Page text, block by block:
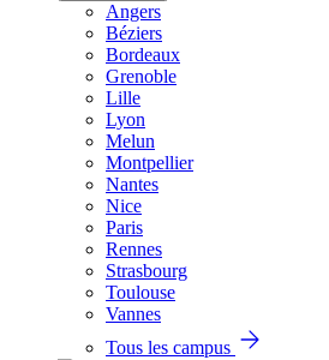
Angers
Béziers
Bordeaux
Grenoble
Lille
Lyon
Melun
Montpellier
Nantes
Nice
Paris
Rennes
Strasbourg
Toulouse
Vannes
Tous les campus